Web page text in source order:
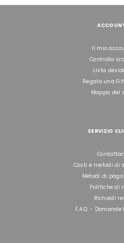
Il mio
Controlla
Lista
Regala una
Mappa del
SERVIZIO
Costi e metodi di
Metodi di
Politiche di
Richiedi
F.A.Q. -